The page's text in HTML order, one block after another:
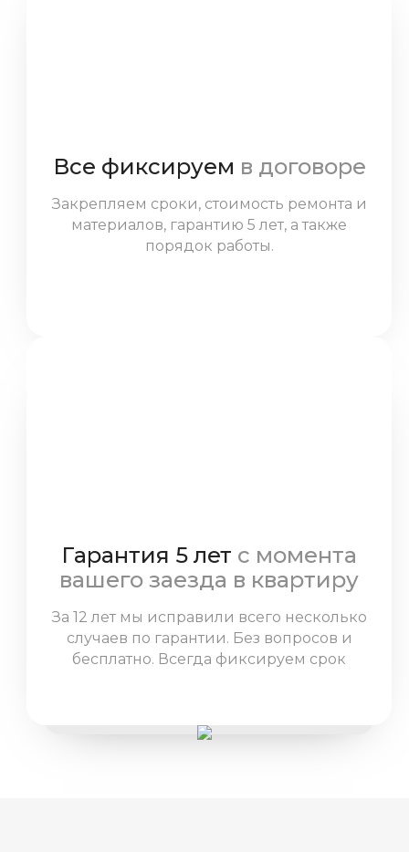
Все фиксируем в договоре
Закрепляем сроки, стоимость ремонта и
материалов, гарантию 5 лет, а также
порядок работы.
Гарантия 5 лет с момента
вашего заезда в квартиру
За 12 лет мы исправили всего несколько
случаев по гарантии. Без вопросов и
бесплатно. Всегда фиксируем срок